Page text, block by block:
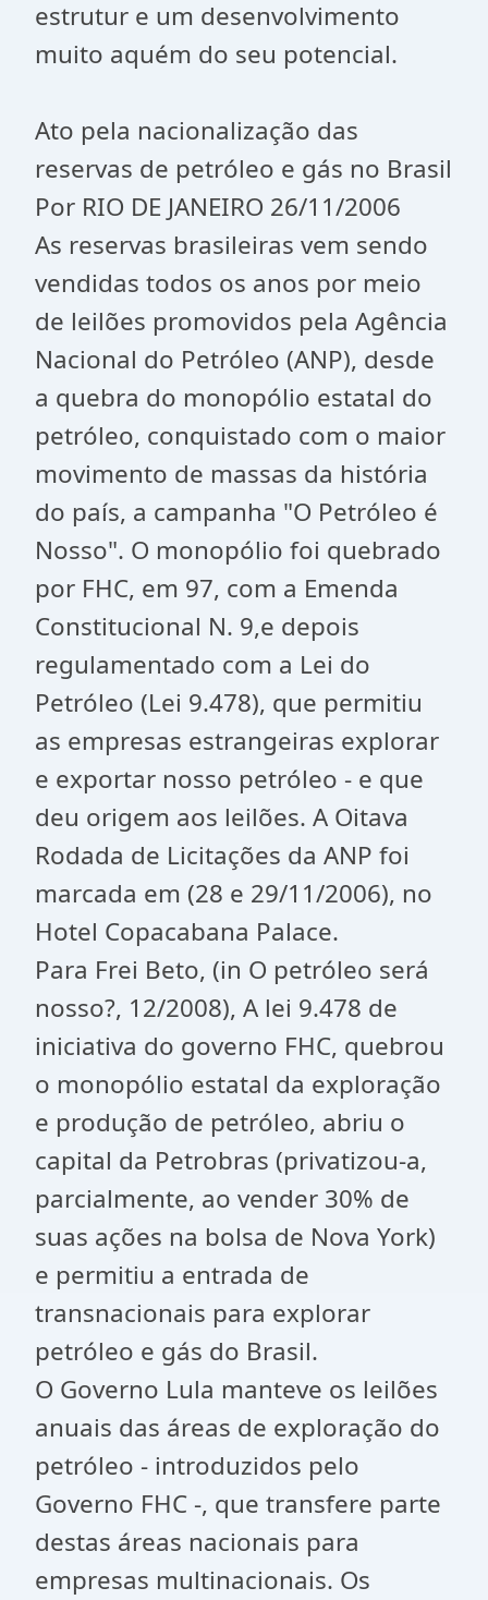
estrutur e um desenvolvimento
muito aquém do seu potencial.
Ato pela nacionalização das
reservas de petróleo e gás no Brasil
Por RIO DE JANEIRO 26/11/2006
As reservas brasileiras vem sendo
vendidas todos os anos por meio
de leilões promovidos pela Agência
Nacional do Petróleo (ANP), desde
a quebra do monopólio estatal do
petróleo, conquistado com o maior
movimento de massas da história
do país, a campanha "O Petróleo é
Nosso". O monopólio foi quebrado
por FHC, em 97, com a Emenda
Constitucional N. 9,e depois
regulamentado com a Lei do
Petróleo (Lei 9.478), que permitiu
as empresas estrangeiras explorar
e exportar nosso petróleo - e que
deu origem aos leilões. A Oitava
Rodada de Licitações da ANP foi
marcada em (28 e 29/11/2006), no
Hotel Copacabana Palace.
Para Frei Beto, (in O petróleo será
nosso?, 12/2008), A lei 9.478 de
iniciativa do governo FHC, quebrou
o monopólio estatal da exploração
e produção de petróleo, abriu o
capital da Petrobras (privatizou-a,
parcialmente, ao vender 30% de
suas ações na bolsa de Nova York)
e permitiu a entrada de
transnacionais para explorar
petróleo e gás do Brasil.
O Governo Lula manteve os leilões
anuais das áreas de exploração do
petróleo - introduzidos pelo
Governo FHC -, que transfere parte
destas áreas nacionais para
empresas multinacionais. Os